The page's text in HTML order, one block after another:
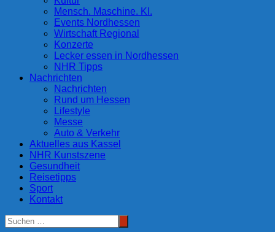
Mensch. Maschine. KI.
Events Nordhessen
Wirtschaft Regional
Konzerte
Lecker essen in Nordhessen
NHR Tipps
Nachrichten
Nachrichten
Rund um Hessen
Lifestyle
Messe
Auto & Verkehr
Aktuelles aus Kassel
NHR Kunstszene
Gesundheit
Reisetipps
Sport
Kontakt